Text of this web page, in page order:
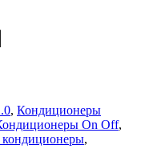
, Кондиционеры
On Off,
,